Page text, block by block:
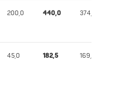
200,0 440,0 374,09
45,0 182,5 169,73